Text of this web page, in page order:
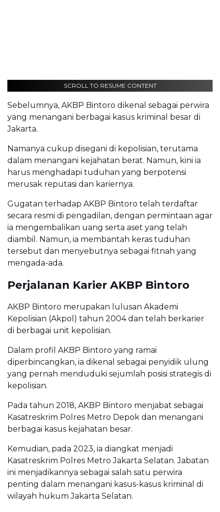
SCROLL TO RESUME CONTENT
Sebelumnya, AKBP Bintoro dikenal sebagai perwira
yang menangani berbagai kasus kriminal besar di
Jakarta.
Namanya cukup disegani di kepolisian, terutama
dalam menangani kejahatan berat. Namun, kini ia
harus menghadapi tuduhan yang berpotensi
merusak reputasi dan kariernya.
Gugatan terhadap AKBP Bintoro telah terdaftar
secara resmi di pengadilan, dengan permintaan agar
ia mengembalikan uang serta aset yang telah
diambil. Namun, ia membantah keras tuduhan
tersebut dan menyebutnya sebagai fitnah yang
mengada-ada.
Perjalanan Karier AKBP Bintoro
AKBP Bintoro merupakan lulusan Akademi
Kepolisian (Akpol) tahun 2004 dan telah berkarier
di berbagai unit kepolisian.
Dalam profil AKBP Bintoro yang ramai
diperbincangkan, ia dikenal sebagai penyidik ulung
yang pernah menduduki sejumlah posisi strategis di
kepolisian.
Pada tahun 2018, AKBP Bintoro menjabat sebagai
Kasatreskrim Polres Metro Depok dan menangani
berbagai kasus kejahatan besar.
Kemudian, pada 2023, ia diangkat menjadi
Kasatreskrim Polres Metro Jakarta Selatan. Jabatan
ini menjadikannya sebagai salah satu perwira
penting dalam menangani kasus-kasus kriminal di
wilayah hukum Jakarta Selatan.